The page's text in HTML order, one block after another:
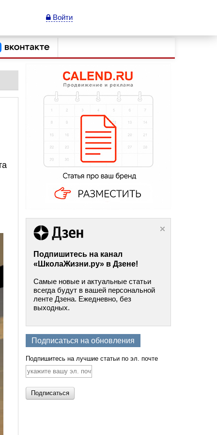
Войти
Подпишитесь на канал
«ШколаЖизни.ру» в Дзене!
Самые новые и актуальные статьи
всегда будут в вашей персональной
ленте Дзена. Ежедневно, без
выходных.
Подписаться на обновления
Подпишитесь на лучшие статьи по эл. почте